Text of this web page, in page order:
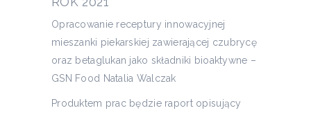
Opracowanie receptury innowacyjnej
mieszanki piekarskiej zawierającej czubrycę
oraz betaglukan jako składniki bioaktywne –
GSN Food Natalia Walczak
Produktem prac będzie raport opisujący